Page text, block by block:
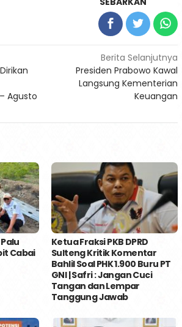
Agusto
Berita Selanjutnya
Presiden Prabowo Kawal
Langsung Kementerian
Keuangan
Cabai
Ketua Fraksi PKB DPRD
Sulteng Kritik Komentar
Bahlil Soal PHK 1.900 Buru PT
GNI | Safri : Jangan Cuci
Tangan dan Lempar
Tanggung Jawab